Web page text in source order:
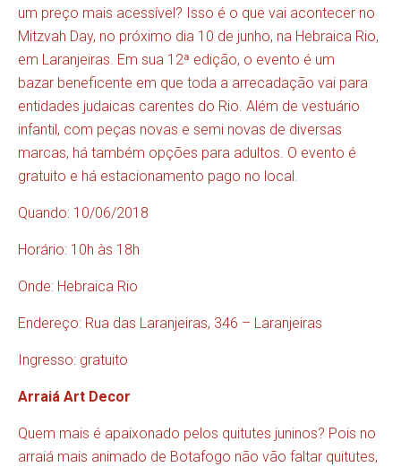
um preço mais acessível? Isso é o que vai acontecer no
Mitzvah Day, no próximo dia 10 de junho, na Hebraica Rio,
em Laranjeiras. Em sua 12ª edição, o evento é um
bazar beneficente em que toda a arrecadação vai para
entidades judaicas carentes do Rio. Além de vestuário
infantil, com peças novas e semi novas de diversas
marcas, há também opções para adultos. O evento é
gratuito e há estacionamento pago no local.
Quando: 10/06/2018
Horário: 10h às 18h
Onde: Hebraica Rio
Endereço: Rua das Laranjeiras, 346 – Laranjeiras
Ingresso: gratuito
Arraiá Art Decor
Quem mais é apaixonado pelos quitutes juninos? Pois no
arraiá mais animado de Botafogo não vão faltar quitutes,